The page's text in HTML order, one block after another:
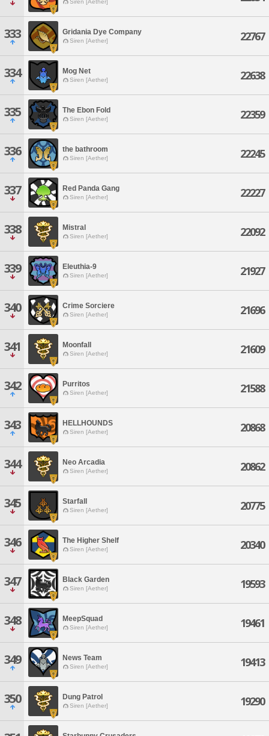
Siren [Aether]
333 Gridania Dye Company
Siren [Aether] 22767
334 Mog Net
Siren [Aether] 22638
335 The Ebon Fold
Siren [Aether] 22359
336 the bathroom
Siren [Aether] 22245
337 Red Panda Gang
Siren [Aether] 22227
338 Mistral
Siren [Aether] 22092
339 Eleuthia-9
Siren [Aether] 21927
340 Crime Sorciere
Siren [Aether] 21696
341 Moonfall
Siren [Aether] 21609
342 Purritos
Siren [Aether] 21588
343 HELLHOUNDS
Siren [Aether] 20868
344 Neo Arcadia
Siren [Aether] 20862
345 Starfall
Siren [Aether] 20775
346 The Higher Shelf
Siren [Aether] 20340
347 Black Garden
Siren [Aether] 19593
348 MeepSquad
Siren [Aether] 19461
349 News Team
Siren [Aether] 19413
350 Dung Patrol
Siren [Aether] 19290